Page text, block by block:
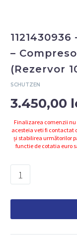
–
(Rezervor
SCHUTZEN
3.450,00
Finalizarea comenzii
acesteia veti fi contactat
și stabilirea următorilor
functie de cotatia euro
Cantitate
1121430936
100/348
MC